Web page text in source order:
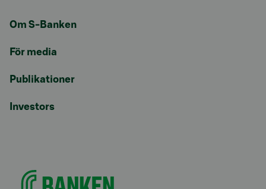
Om S-Banken
För media
Publikationer
Investors